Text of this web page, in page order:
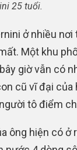
25 tuổi.
ở nhiều
Một khu
giờ vẫn có
cũ vĩ đại của
tô điểm
ông hiện có ở